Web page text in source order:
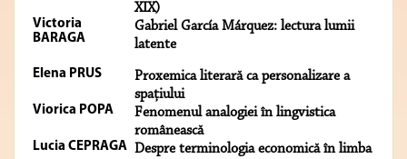
XIX)
Victoria
BARAGA
Gabriel García Márquez: lectura lumii
latente
Elena PRUS
Proxemica literară ca personalizare a
spaţiului
Viorica POPA
Fenomenul analogiei în lingvistica
românească
Lucia CEPRAGA Despre terminologia economică în limba